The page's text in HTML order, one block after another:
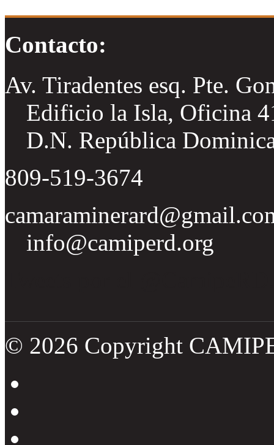
Contacto:
Av. Tiradentes esq. Pte.
Edificio la Isla, Oficina
D.N. República
809-519-3674
info@camiperd.org
© 2026 Copyright